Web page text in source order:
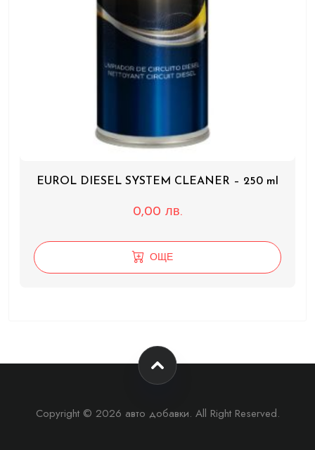
EUROL DIESEL SYSTEM CLEANER – 250 ml
0,00 лв.
ОЩЕ
Copyright © 2026 авто добавки. All Right Reserved.